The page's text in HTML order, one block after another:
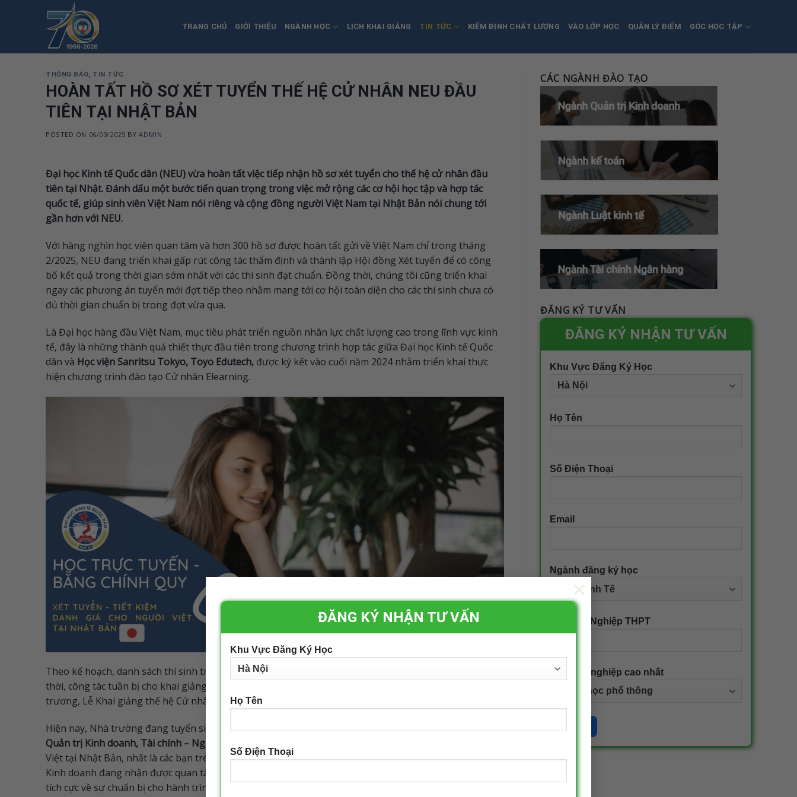
ĐĂNG KÝ NHẬN TƯ VẤN
Khu Vực Đăng Ký Học
Họ Tên
Số Điện Thoại
×
TRANG CHỦ GIỚI THIỆU NGÀNH HỌC LỊCH KHAI GIẢNG TIN TỨC KIỂM ĐỊNH CHẤT LƯỢNG VÀO LỚP HỌC QUẢN LÝ ĐIỂM GÓC HỌC TẬP
THÔNG BÁO, TIN TỨC
HOÀN TẤT HỒ SƠ XÉT TUYỂN THẾ HỆ CỬ NHÂN NEU ĐẦU
TIÊN TẠI NHẬT BẢN
POSTED ON 06/03/2025 BYADMIN
Đại học Kinh tế Quốc dân (NEU) vừa hoàn tất việc tiếp nhận hồ sơ xét tuyển cho thế hệ cử nhân đầu
tiên tại Nhật. Đánh dấu một bước tiến quan trọng trong việc mở rộng các cơ hội học tập và hợp tác
quốc tế, giúp sinh viên Việt Nam nói riêng và cộng đồng người Việt Nam tại Nhật Bản nói chung tới
gần hơn với NEU.
Với hàng nghìn học viên quan tâm và hơn 300 hồ sơ được hoàn tất gửi về Việt Nam chỉ trong tháng
2/2025, NEU đang triển khai gấp rút công tác thẩm định và thành lập Hội đồng Xét tuyển để có công
bố kết quả trong thời gian sớm nhất với các thí sinh đạt chuẩn. Đồng thời, chúng tôi cũng triển khai
ngay các phương án tuyển mới đợt tiếp theo nhằm mang tới cơ hội toàn diện cho các thí sinh chưa có
đủ thời gian chuẩn bị trong đợt vừa qua.
Là Đại học hàng đầu Việt Nam, mục tiêu phát triển nguồn nhân lực chất lượng cao trong lĩnh vực kinh
tế, đây là những thành quả thiết thực đầu tiên trong chương trình hợp tác giữa Đại học Kinh tế Quốc
dân và Học viện Sanritsu Tokyo, Toyo Edutech, được ký kết vào cuối năm 2024 nhằm triển khai thực
hiện chương trình đào tạo Cử nhân Elearning.
Theo kế hoạch, danh sách thí sinh trúng tuyển sẽ được công bố trong trung tuần tháng 3/2025. Đồng
thời, công tác tuần bị cho khai giảng tại Tokyo đang được Đại học Kinh tế Quốc dân tiến hành khẩn
trương, Lễ Khai giảng thế hệ Cử nhân NEU đầu tiên tại Nhật Bản dự kiến diễn ra vào ngày 6/4/2025.
Hiện nay, Nhà trường đang tuyển sinh học online, thi trực tiếp tại Tokyo với 4 ngành:Luật Kinh tế,
Quản trị Kinh doanh, Tài chính – Ngân hàng, Kế toán
Việt tại Nhật Bản, nhất là các bạn trẻ trong độ tuổi từ 19 – 34. Theo thống kê sơ bộ, ngành Quản trị
Kinh doanh đang nhận được quan tâm nổi trội chiếm trên 50% số lượng hồ sơ gửi về, cho thấy tín hiệu
tích cực về sự chuẩn bị cho hành trình tương lai khởi sự và làm chủ tại Nhật thông qua chương trình
CÁC NGÀNH ĐÀO TẠO
ĐĂNG KÝ TƯ VẤN
ĐĂNG KÝ NHẬN TƯ VẤN
Khu Vực Đăng Ký Học
Họ Tên
Số Điện Thoại
Email
Ngành đăng ký học
Năm Tốt Nghiệp THPT
Bằng tốt nghiệp cao nhất